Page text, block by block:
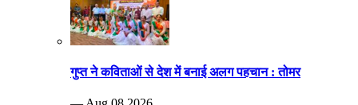
गुप्त ने कविताओं से देश में बनाई अलग पहचान : तोमर